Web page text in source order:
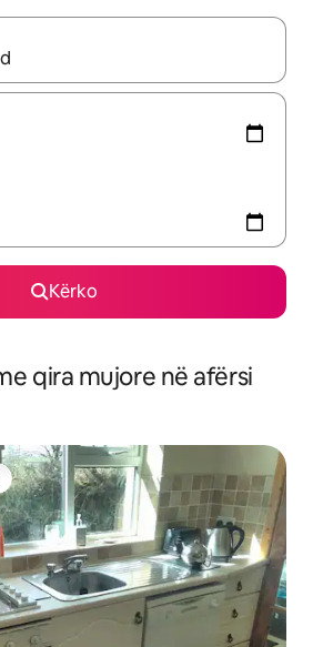
të disponueshme, lëviz me butonat e
Kërko
qira mujore në afërsi